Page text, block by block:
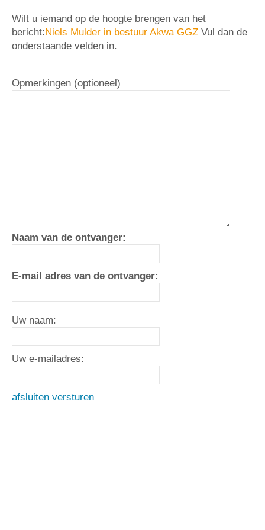
Wilt u iemand op de hoogte brengen van het
bericht:Niels Mulder in bestuur Akwa GGZ Vul dan de
onderstaande velden in.
Opmerkingen (optioneel)
Naam van de ontvanger:
E-mail adres van de ontvanger:
Uw naam:
Uw e-mailadres:
afsluiten versturen